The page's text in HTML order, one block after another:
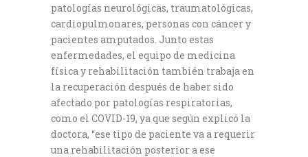
patologías neurológicas, traumatológicas,
cardiopulmonares, personas con cáncer y
pacientes amputados. Junto estas
enfermedades, el equipo de medicina
física y rehabilitación también trabaja en
la recuperación después de haber sido
afectado por patologías respiratorias,
como el COVID-19, ya que según explicó la
doctora, “ese tipo de paciente va a requerir
una rehabilitación posterior a ese